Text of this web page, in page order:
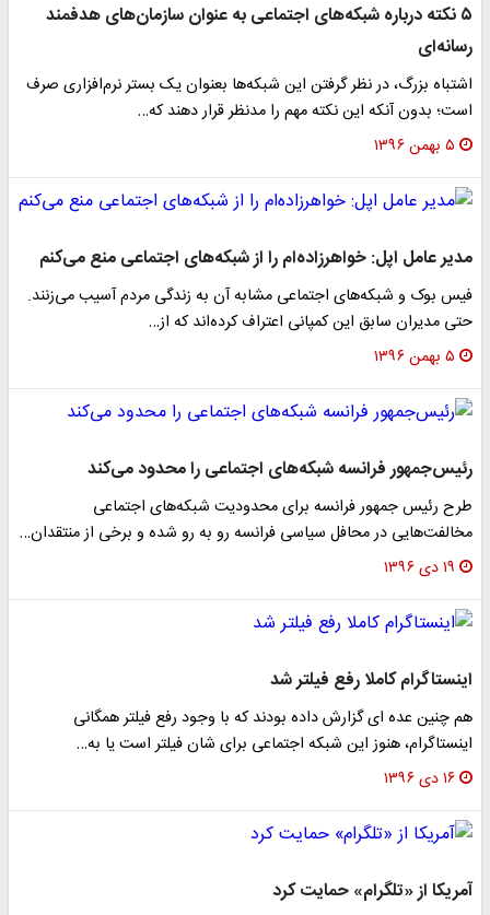
۵ نکته درباره شبکه‌های اجتماعی به عنوان سازمان‌های هدفمند
رسانه‌ای
اشتباه بزرگ، در نظر گرفتن این شبکه‌ها بعنوان یک بستر نرم‌افزاری صرف
است؛ بدون آنکه این نکته مهم را مدنظر قرار دهند که…
۵ بهمن ۱۳۹۶
مدیر عامل اپل: خواهرزاده‌ام را از شبکه‌های اجتماعی منع می‌کنم
فیس بوک و شبکه‌های اجتماعی مشابه آن به زندگی مردم آسیب می‌زنند.
حتی مدیران سابق این کمپانی اعتراف کرده‌اند که از…
۵ بهمن ۱۳۹۶
رئیس‌جمهور فرانسه شبکه‌های اجتماعی را محدود می‌کند
طرح رئیس جمهور فرانسه برای محدودیت شبکه‌های اجتماعی
مخالفت‌هایی در محافل سیاسی فرانسه رو به رو شده و برخی از منتقدان…
۱۹ دی ۱۳۹۶
اینستاگرام کاملا رفع فیلتر شد
هم چنین عده ای گزارش داده بودند که با وجود رفع فیلتر همگانی
اینستاگرام، هنوز این شبکه اجتماعی برای شان فیلتر است یا به…
۱۶ دی ۱۳۹۶
آمریکا از «تلگرام» حمایت کرد